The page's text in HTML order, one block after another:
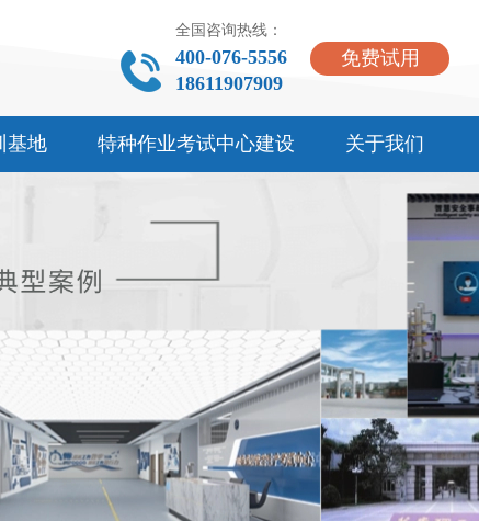
全国咨询热线：
400-076-5556
18611907909
免费试用
基地 特种作业考试中心建设 关于我们